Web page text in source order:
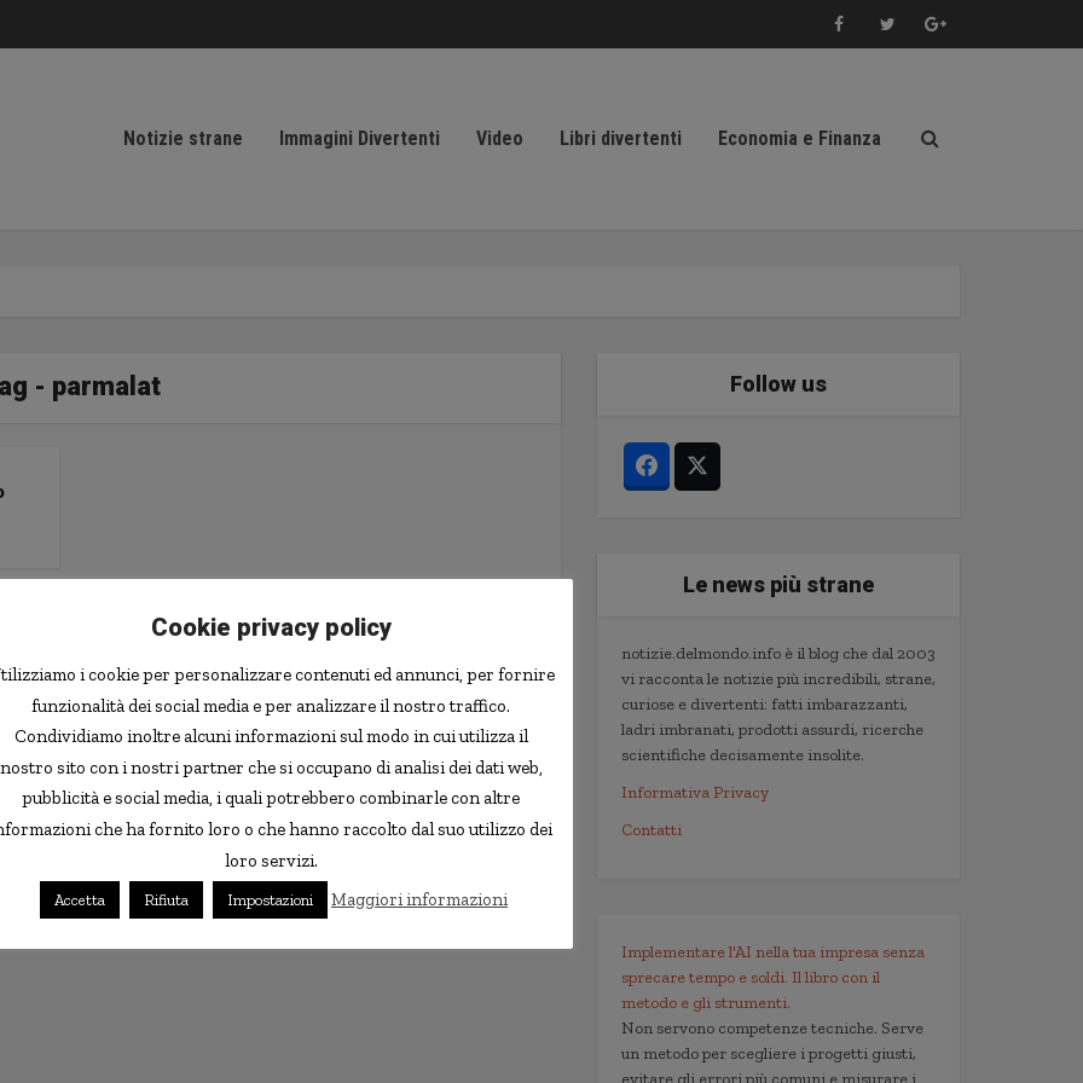
Notizie strane Immagini Divertenti Video Libri divertenti Economia e Finanza
- parmalat Follow us
Le news più strane
notizie.delmondo.info è il blog che dal 2003
vi racconta le notizie più incredibili, strane,
curiose e divertenti: fatti imbarazzanti,
ladri imbranati, prodotti assurdi, ricerche
scientifiche decisamente insolite.
Informativa Privacy
Contatti
Implementare l'AI nella tua impresa senza
sprecare tempo e soldi. Il libro con il
metodo e gli strumenti.
Non servono competenze tecniche. Serve
un metodo per scegliere i progetti giusti,
evitare gli errori più comuni e misurare i
Cookie privacy policy
i cookie per personalizzare contenuti ed annunci, per fornire
funzionalità dei social media e per analizzare il nostro traffico.
Condividiamo inoltre alcuni informazioni sul modo in cui utilizza il
nostro sito con i nostri partner che si occupano di analisi dei dati web,
pubblicità e social media, i quali potrebbero combinarle con altre
che ha fornito loro o che hanno raccolto dal suo utilizzo dei
loro servizi.
Accetta Rifiuta Impostazioni Maggiori informazioni